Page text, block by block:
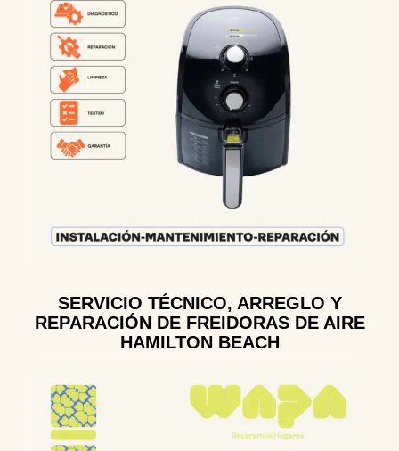
SERVICIO TÉCNICO, ARREGLO Y
REPARACIÓN DE FREIDORAS DE AIRE
HAMILTON BEACH